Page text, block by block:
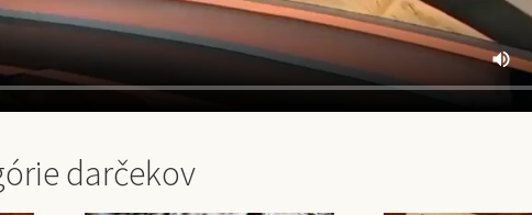
darčekov